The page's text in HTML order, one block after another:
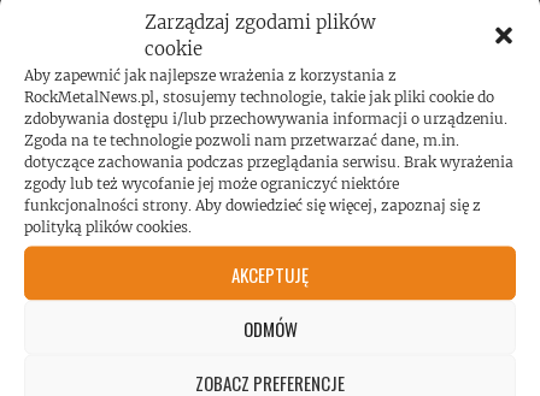
Zarządzaj zgodami plików
cookie
Aby zapewnić jak najlepsze wrażenia z korzystania z
RockMetalNews.pl, stosujemy technologie, takie jak pliki cookie do
zdobywania dostępu i/lub przechowywania informacji o urządzeniu.
Zgoda na te technologie pozwoli nam przetwarzać dane, m.in.
dotyczące zachowania podczas przeglądania serwisu. Brak wyrażenia
zgody lub też wycofanie jej może ograniczyć niektóre
funkcjonalności strony. Aby dowiedzieć się więcej, zapoznaj się z
polityką plików cookies.
AKCEPTUJĘ
ODMÓW
ZOBACZ PREFERENCJE
ZESPOŁÓW, KONCERTÓW I
LUDZI ZWIĄZANYCH Z
MUZYKĄ, BY DOSTARCZAĆ
WAM NAJLEPSZE TREŚCI